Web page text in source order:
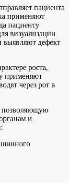
пациента
применяют
пациенту
визуализации
выявляют дефект
роста,
применяют
через рот в
позволяющую
и